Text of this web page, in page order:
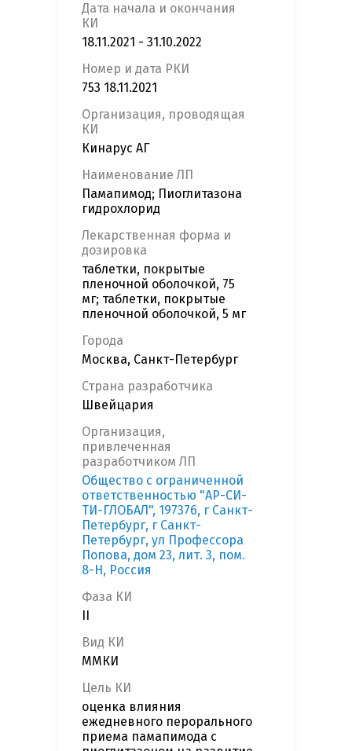
Дата начала и окончания
КИ
18.11.2021 - 31.10.2022
Номер и дата РКИ
753 18.11.2021
Организация, проводящая
КИ
Кинарус АГ
Наименование ЛП
Памапимод; Пиоглитазона
гидрохлорид
Лекарственная форма и
дозировка
таблетки, покрытые
пленочной оболочкой, 75
мг; таблетки, покрытые
пленочной оболочкой, 5 мг
Города
Москва, Санкт-Петербург
Страна разработчика
Швейцария
Организация,
привлеченная
разработчиком ЛП
Общество с ограниченной
ответственностью "АР-СИ-
ТИ-ГЛОБАЛ", 197376, г Санкт-
Петербург, г Санкт-
Петербург, ул Профессора
Попова, дом 23, лит. 3, пом.
8-Н, Россия
Фаза КИ
Вид КИ
ММКИ
Цель КИ
оценка влияния
ежедневного перорального
приема памапимода с